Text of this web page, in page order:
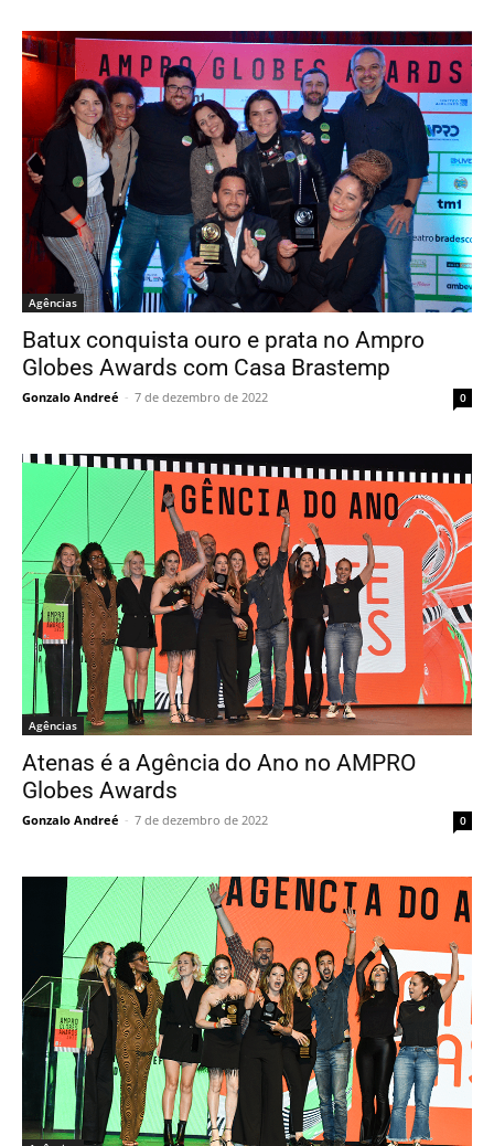
Agências
Batux conquista ouro e prata no Ampro
Globes Awards com Casa Brastemp
Gonzalo Andreé - 7 de dezembro de 2022 0
Agências
Atenas é a Agência do Ano no AMPRO
Globes Awards
Gonzalo Andreé - 7 de dezembro de 2022 0